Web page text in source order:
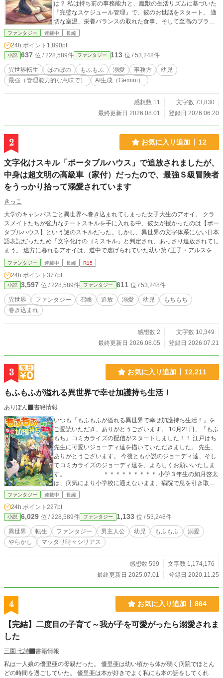
は？ ​私は持ち前の事務能力と、魔獣の生活リズムに基づいた
『完璧なスケジュール管理』で、彼のお世話をスタート。 適
切な室温、栄養バランスの取れた食事、そして至高のブラッ
シング。 ​私が粛々と業務をこなすと、あんなに凶暴だったレ
て……！？ ​「おねえちゃん、だっこぉ……」 ​気づけば、私の
膝の上はふかふかの獣の公爵令息の定位置に。 完璧な管理を
目指したはずが、今日も彼にべったり甘やかされる、癒やし
と溺愛の（ちょっと困った）スローライフが幕を開ける。
ファンタジー 連載中 長編
24h.ポイント 1,890pt
小説 637 位 / 228,589件 ファンタジー 113 位 / 53,248件
異世界転生 ほのぼの もふもふ 溺愛 事務方
幼児
最強（管理能力的な意味で）
AI生成（Gemini）
感想数 11
文字数 73,830
最終更新日 2026.08.01
登録日 2026.06.20
2 お気に入り追加 12
文字化けスキル「ポータブルハウス」で追放されましたが、
中身は超文明の高級車（家付）だったので、最強Ｓ級冒険者
をうっかり拾って溺愛されています
きっこ
大学のキャンパスごと異世界へ巻き込まれてしまった女子大生のアオイ。 クラ
スメイトたちが強力なチートスキルを手に入れる中、彼女が授かったのは【ポー
タブルハウス】という謎のスキルだった。しかし、異世界の文字体系にない日本
語表記だったため「文字化けのゴミスキル」と判定され、あっさり追放されてし
まう。 途方に暮れるアオイは、道中で虐げられていた幼い第7王子・アルスを保
護。ヤケクソで発動させたスキルは、外見こそ「馬車」だったが、中身は水道・
電気・ネット・通販完備の超高級キャンピングカーだった！ 現代の便利グッズ
で快適なサバイバル生活を始めるアオイ。ある日、森の中で世界最強と恐れられ
るSSS級冒険者・レオンと出会う。 媚びない態度に、最強の男はなぜか強く惹
かれ始めて――？ 最強の「お家」と、マイペースな主人公。ちょっとワケあり
な幼児と、最強すぎる居候（？）と一緒に、のんびり気ままな異世界ロードトリ
ップへ出発！
ファンタジー 連載中 長編 R15
24h.ポイント 377pt
小説 3,597 位 / 228,589件 ファンタジー 611 位 / 53,248件
異世界 ファンタジー 召喚 追放 溺愛 幼児
もちもち
巻き込まれ
感想数 2
文字数 10,349
最終更新日 2026.08.05
登録日 2026.07.21
3 お気に入り追加 12,211
もふもふが溢れる異世界で幸せ加護持ち生活！
ありぽん
書籍情報
いつも『もふもふが溢れる異世界で幸せ加護持ち生活！』を
ご愛読いただき、ありがとうございます。 10月21日、『もふ
もち』コミカライズの配信がスタートしました！！ 江戸はち
先生に可愛いジョーディ達を描いていただきました。 先生、
ありがとうございます。 今後とも小説のジョーディ達、そし
てコミカライズのジョーディ達を、よろしくお願いいたしま
す。 ＊＊＊＊＊＊＊＊＊ 小学３年生の如月啓太
は、病気により小学校に通えないまま、病院で息を引き取っ
た。 次に気が付いたとき、啓太の前に女神さま現れて、啓太
ター侯爵家次男、ジョーディ・マカリスターとして転生する
ことが決まる。 すくすくそだった啓太改めジョーディは１歳
に。 そしてジョーディには友達がいっぱい。でも友達は友達
でも、人間の友達ではありません。 ダークウルフの子供にホ
ワイトキャットの子供に。何故か魔獣の友達だらけ。 そんな
ル)、そしてお友達魔獣達と一緒に、騒がしくも楽しく過ぎて
ファンタジー 連載中 長編
24h.ポイント 227pt
小説 6,029 位 / 228,589件 ファンタジー 1,133 位 / 53,248件
異世界 転生 ファンタジー 男主人公 幼児 もふもふ
溺愛
やらかし
マッタリ時々シリアス
感想数 599
文字数 1,174,176
最終更新日 2025.07.01
登録日 2020.11.25
4 お気に入り追加 864
【完結】二度目の子育て～我が子を可愛がったら溺愛されま
した
三園 七詩
書籍情報
私は一人娘の優里亜の母親だった。 優里亜は幼い頃から体が弱く病院でほとん
どの時間を過ごしていた。 優里亜は本が好きでよく私にも本の話をしてくれ